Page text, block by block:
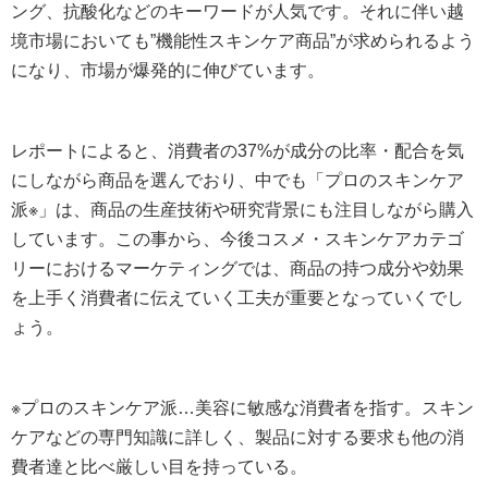
ング、抗酸化などのキーワードが人気です。それに伴い越
境市場においても”機能性スキンケア商品”が求められるよう
になり、市場が爆発的に伸びています。
レポートによると、消費者の37%が成分の比率・配合を気
にしながら商品を選んでおり、中でも「プロのスキンケア
派※」は、商品の生産技術や研究背景にも注目しながら購入
しています。この事から、今後コスメ・スキンケアカテゴ
リーにおけるマーケティングでは、商品の持つ成分や効果
を上手く消費者に伝えていく工夫が重要となっていくでし
ょう。
※プロのスキンケア派…美容に敏感な消費者を指す。スキン
ケアなどの専門知識に詳しく、製品に対する要求も他の消
費者達と比べ厳しい目を持っている。